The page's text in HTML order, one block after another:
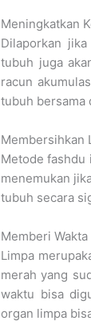
Meningkatkan
Dilaporkan
tubuh juga
racun
tubuh bersama
Membersihkan
Metode fashdu
menemukan
tubuh secara
Memberi
Limpa
merah yang
waktu bisa
organ limpa